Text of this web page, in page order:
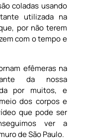
coladas usando
utilizada na
por não terem
com o tempo e
efêmeras na
da nossa
por muitos, e
dos corpos e
que pode ser
ver a
de São Paulo.